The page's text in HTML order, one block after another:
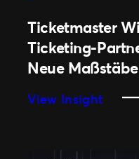
Ticketmaster
Ticketing-
Neue
View Insight